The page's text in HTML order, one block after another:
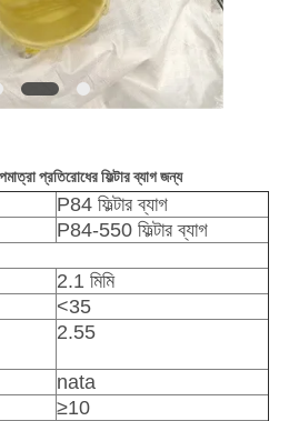
প্রতিরোধের ফিল্টার ব্যাগ জন্য
P84 ফিল্টার ব্যাগ
P84-550 ফিল্টার ব্যাগ
2.1 মিমি
<35
2.55
nata
≥10